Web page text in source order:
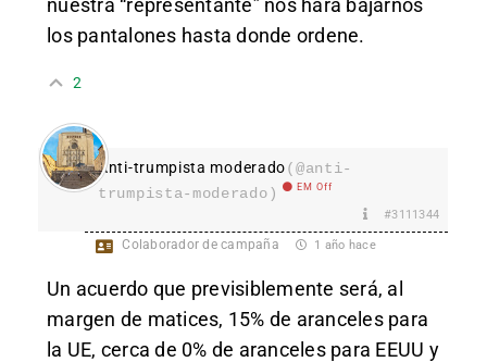
los pantalones hasta donde ordene.
2
Anti-trumpista moderado(@anti-
trumpista-moderado)
EM Off
#3111344
Colaborador de campaña 1 año hace
Un acuerdo que previsiblemente será, al
margen de matices, 15% de aranceles para
la UE, cerca de 0% de aranceles para EEUU y